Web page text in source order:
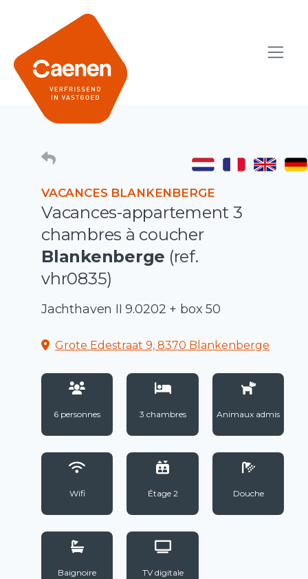
VACANCES BLANKENBERGE
Vacances-appartement 3
chambres à coucher
Blankenberge (ref.
vhr0835)
Jachthaven II 9.0202 + box 50
Grote Edestraat 9, 8370 Blankenberge
6 personnes 3 chambres Animaux admis
Wifi Étage 2 Douche
Baignoire TV digitale